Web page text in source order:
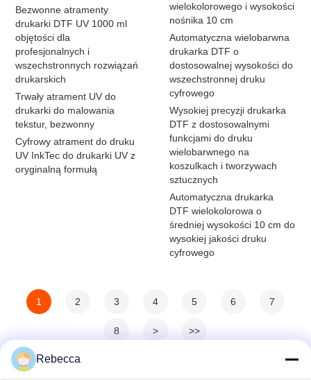
Bezwonne atramenty
drukarki DTF UV 1000 ml
objętości dla
profesjonalnych i
wszechstronnych rozwiązań
drukarskich
Trwały atrament UV do
drukarki do malowania
tekstur, bezwonny
Cyfrowy atrament do druku
UV InkTec do drukarki UV z
oryginalną formułą
wielokolorowego i wysokości
nośnika 10 cm
Automatyczna wielobarwna
drukarka DTF o
dostosowalnej wysokości do
wszechstronnej druku
cyfrowego
Wysokiej precyzji drukarka
DTF z dostosowalnymi
funkcjami do druku
wielobarwnego na
koszulkach i tworzywach
sztucznych
Automatyczna drukarka
DTF wielokolorowa o
średniej wysokości 10 cm do
wysokiej jakości druku
cyfrowego
1 2 3 4 5 6 7
8 > >>
Rebecca